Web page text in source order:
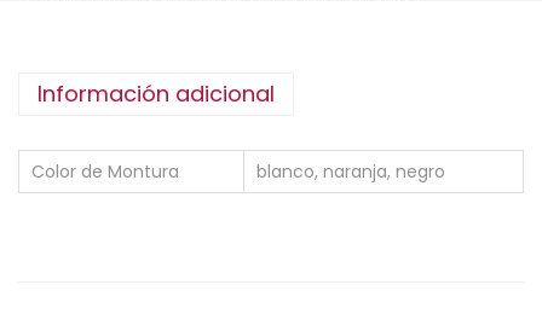
Información adicional
Color de Montura blanco, naranja, negro